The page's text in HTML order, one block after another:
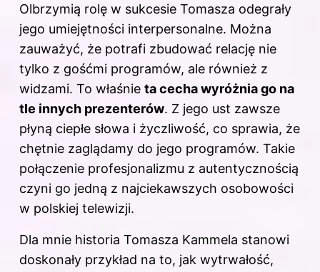
Olbrzymią rolę w sukcesie Tomasza odegrały
jego umiejętności interpersonalne. Można
zauważyć, że potrafi zbudować relację nie
tylko z gośćmi programów, ale również z
widzami. To właśnie ta cecha wyróżnia go na
tle innych prezenterów. Z jego ust zawsze
płyną ciepłe słowa i życzliwość, co sprawia, że
chętnie zaglądamy do jego programów. Takie
połączenie profesjonalizmu z autentycznością
czyni go jedną z najciekawszych osobowości
w polskiej telewizji.
Dla mnie historia Tomasza Kammela stanowi
doskonały przykład na to, jak wytrwałość,